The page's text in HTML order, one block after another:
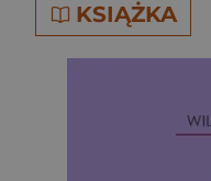
KSIĄŻKA